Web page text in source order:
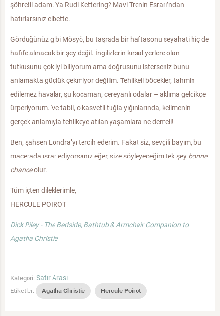
şöhretli adam. Ya Rudi Kettering? Mavi Trenin Esrarı’ndan
hatırlarsınız elbette.
Gördüğünüz gibi Mösyö, bu taşrada bir haftasonu seyahati hiç de
hafife alınacak bir şey değil. İngilizlerin kırsal yerlere olan
tutkusunu çok iyi biliyorum ama doğrusunu isterseniz bunu
anlamakta güçlük çekmiyor değilim. Tehlikeli böcekler, tahmin
edilemez havalar, şu kocaman, cereyanlı odalar – aklıma geldikçe
ürperiyorum. Ve tabii, o kasvetli tuğla yığınlarında, kelimenin
gerçek anlamıyla tehlikeye atılan yaşamlara ne demeli!
Ben, şahsen Londra’yı tercih ederim. Fakat siz, sevgili bayım, bu
macerada ısrar ediyorsanız eğer, size söyleyeceğim tek şey bonne
chanceolur.
Tüm içten dileklerimle,
HERCULE POIROT
Dick Riley - The Bedside, Bathtub & Armchair Companion to
Agatha Christie
Kategori: Satır Arası
Etiketler: Agatha Christie Hercule Poirot